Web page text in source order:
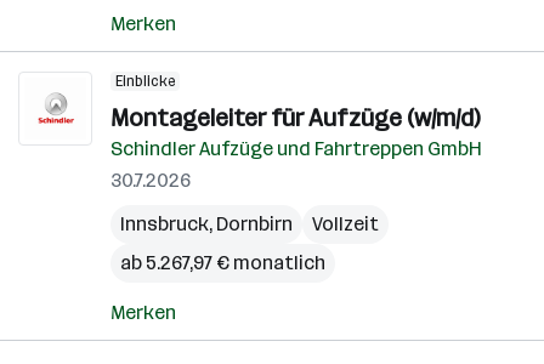
Merken
Einblicke
Montageleiter für Aufzüge (w/m/d)
Schindler Aufzüge und Fahrtreppen GmbH
30.7.2026
Innsbruck, Dornbirn
Vollzeit
ab 5.267,97 € monatlich
Merken